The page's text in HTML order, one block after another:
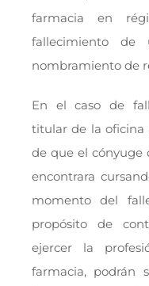
farmacia en
fallecimiento
nombramiento de
En el caso de
titular de la oficina
de que el cónyuge
encontrara
momento del
propósito de
ejercer la
farmacia, podrán